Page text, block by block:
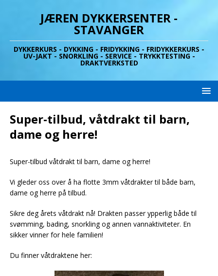
JÆREN DYKKERSENTER -
STAVANGER
DYKKERKURS - DYKKING - FRIDYKKING - FRIDYKKERKURS -
UV-JAKT - SNORKLING - SERVICE - TRYKKTESTING -
DRAKTVERKSTED
Super-tilbud, våtdrakt til barn,
dame og herre!
Super-tilbud våtdrakt til barn, dame og herre!
Vi gleder oss over å ha flotte 3mm våtdrakter til både barn,
dame og herre på tilbud.
Sikre deg årets våtdrakt nå! Drakten passer ypperlig både til
svømming, bading, snorkling og annen vannaktiviteter. En
sikker vinner for hele familien!
Du finner våtdraktene her: